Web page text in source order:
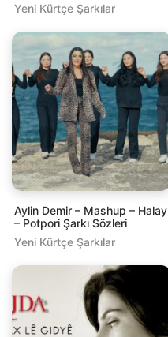
Yeni Kürtçe Şarkılar
Aylin Demir – Mashup – Halay
– Potpori Şarkı Sözleri
Yeni Kürtçe Şarkılar